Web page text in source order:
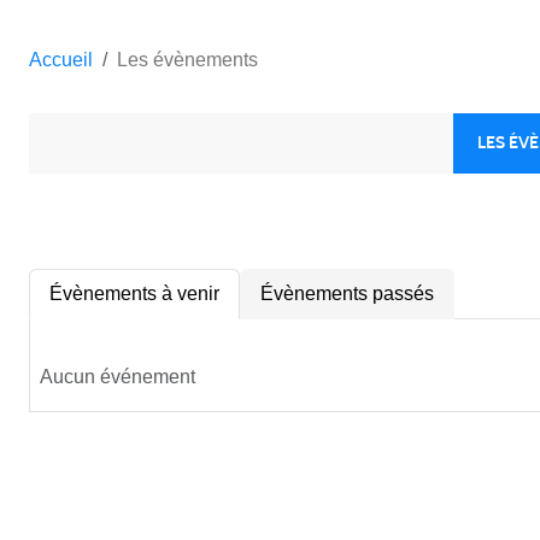
Accueil Les évènements
LES
Évènements à venir Évènements passés
Aucun événement